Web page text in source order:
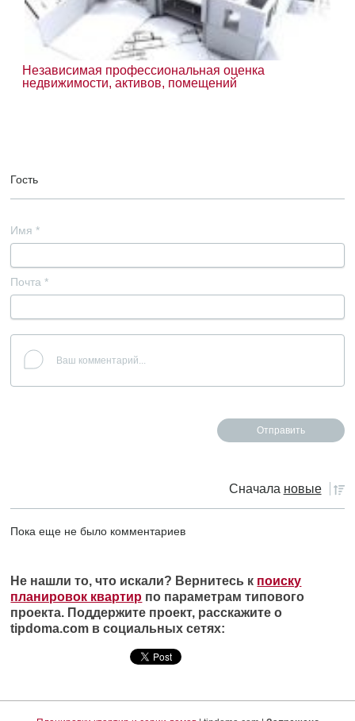
Независимая профессиональная оценка
недвижимости, активов, помещений
Гость
Имя *
Почта *
Сначала новые
Пока еще не было комментариев
Не нашли то, что искали? Вернитесь к поиску
планировок квартир по параметрам типового
проекта. Поддержите проект, расскажите о
tipdoma.com в социальных сетях: